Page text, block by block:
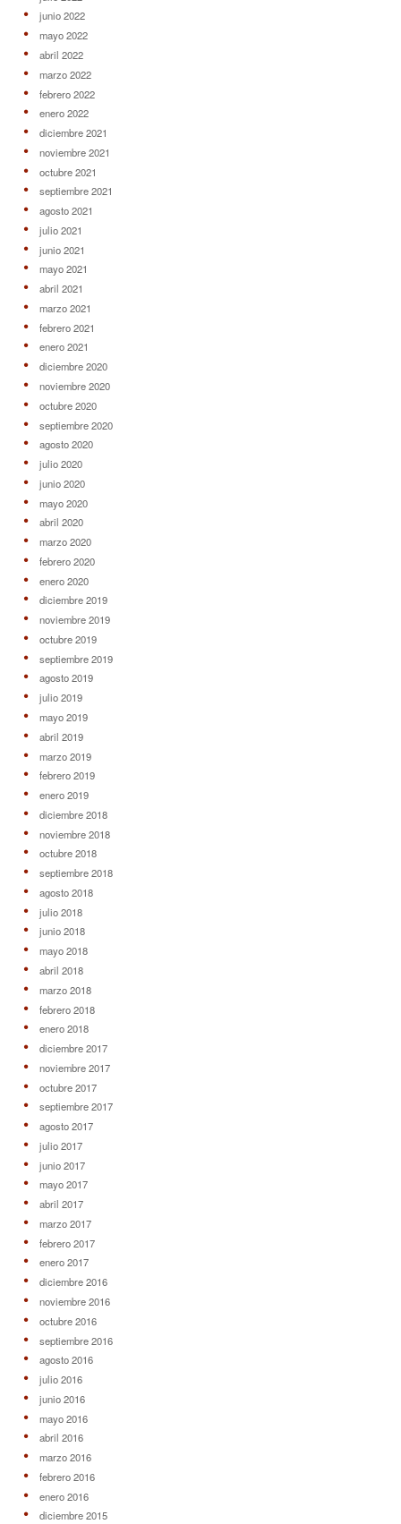
junio 2022
mayo 2022
abril 2022
marzo 2022
febrero 2022
enero 2022
diciembre 2021
noviembre 2021
octubre 2021
septiembre 2021
agosto 2021
julio 2021
junio 2021
mayo 2021
abril 2021
marzo 2021
febrero 2021
enero 2021
diciembre 2020
noviembre 2020
octubre 2020
septiembre 2020
agosto 2020
julio 2020
junio 2020
mayo 2020
abril 2020
marzo 2020
febrero 2020
enero 2020
diciembre 2019
noviembre 2019
octubre 2019
septiembre 2019
agosto 2019
julio 2019
mayo 2019
abril 2019
marzo 2019
febrero 2019
enero 2019
diciembre 2018
noviembre 2018
octubre 2018
septiembre 2018
agosto 2018
julio 2018
junio 2018
mayo 2018
abril 2018
marzo 2018
febrero 2018
enero 2018
diciembre 2017
noviembre 2017
octubre 2017
septiembre 2017
agosto 2017
julio 2017
junio 2017
mayo 2017
abril 2017
marzo 2017
febrero 2017
enero 2017
diciembre 2016
noviembre 2016
octubre 2016
septiembre 2016
agosto 2016
julio 2016
junio 2016
mayo 2016
abril 2016
marzo 2016
febrero 2016
enero 2016
diciembre 2015